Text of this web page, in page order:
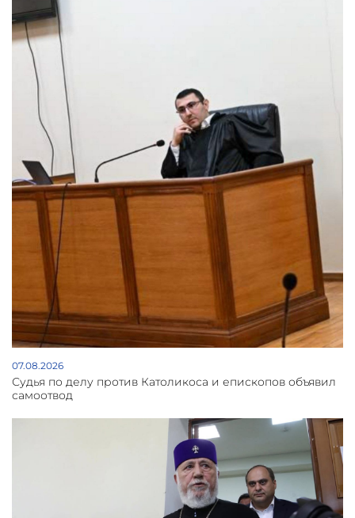
07.08.2026
Судья по делу против Католикоса и епископов объявил
самоотвод